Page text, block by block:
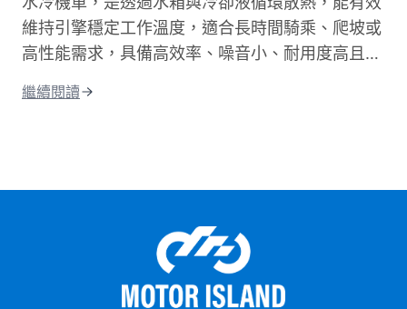
維持引擎穩定工作溫度，適合長時間騎乘、爬坡或
高性能需求，具備高效率、噪音小、耐用度高且更
佳，能減少熱衰竭。這篇文章將從水冷引擎的運作
繼續閱讀